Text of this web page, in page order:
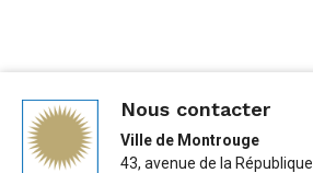
Nous contacter
Ville de Montrouge
43, avenue de la République